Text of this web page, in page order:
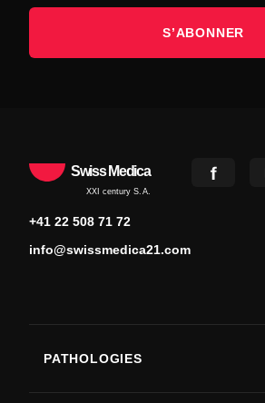
S’ABONNER
Swiss Medica
XXI century S.A.
+41 22 508 71 72
info@swissmedica21.com
PATHOLOGIES